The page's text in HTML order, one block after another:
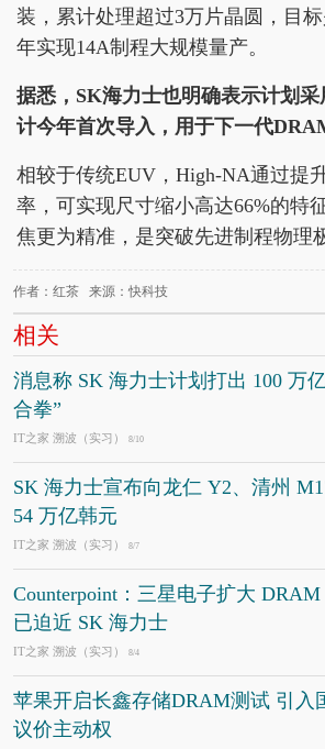
装，累计处理超过3万片晶圆，目标
年实现14A制程大规模量产。
据悉，SK海力士也明确表示计划
计今年首次导入，用于下一代
相较于传统EUV，High-NA通过提
率，可实现尺寸缩小高达66%的特
焦更为精准，是突破先进制程物理
作者：红茶 来源：快科技
相关
消息称 SK 海力士计划打出 100 万
合拳”
IT之家 溯波（实习） 8/10
SK 海力士宣布向龙仁 Y2、清州
54 万亿韩元
IT之家 溯波（实习） 8/7
Counterpoint：三星电子扩大
已迫近 SK 海力士
IT之家 溯波（实习） 8/4
苹果开启长鑫存储DRAM测试 引入
议价主动权